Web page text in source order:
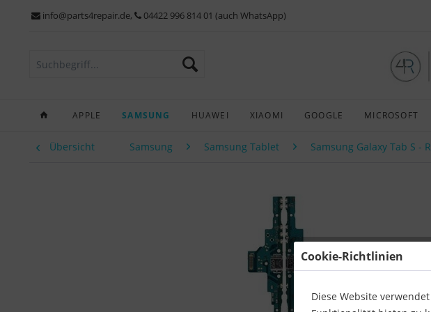
info@parts4repair.de, 04422 996 814 01 (auch WhatsApp)
APPLE SAMSUNG HUAWEI XIAOMI GOOGLE MICROSOFT
Übersicht Samsung Samsung Tablet Samsung Galaxy Tab S -
Cookie-Richtlinien
Diese Website